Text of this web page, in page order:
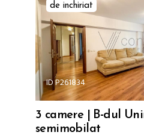
de inchiriat
ID P261834
3 camere | B-dul
semimobilat